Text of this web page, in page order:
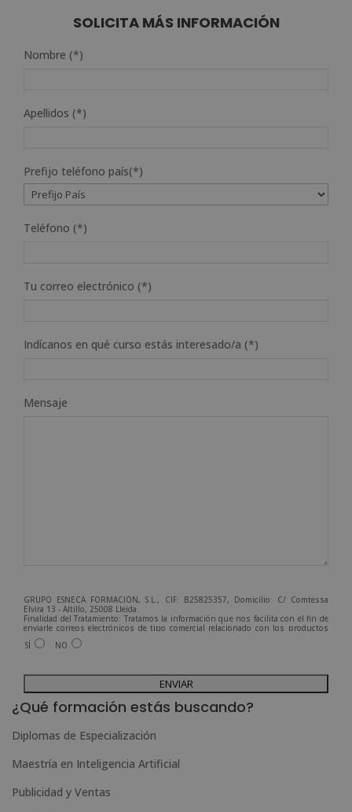
SOLICITA MÁS INFORMACIÓN
Nombre (*)
Apellidos (*)
Prefijo teléfono país(*)
Teléfono (*)
Tu correo electrónico (*)
Indícanos en qué curso estás interesado/a (*)
Mensaje
GRUPO ESNECA FORMACIÓN, S.L., CIF: B25825357, Domicilio: C/ Comtessa
Elvira 13 - Altillo, 25008 Lleida.
Finalidad del Tratamiento: Tratamos la información que nos facilita con el fin de
enviarle correos electrónicos de tipo comercial relacionado con los productos
ofrecidos y otros tipo de productos que fueran de su interés.
Legitimación del tratamiento: Consentimiento del interesado.
Para más información consulte nuestra Política de Privacidad.
Desea recibir información comercial (vía telefónica y/o email):
SÍ NO
A
l
e
r
n
¿Qué formación estás buscando?
Diplomas de Especialización
Maestría en Inteligencia Artificial
Publicidad y Ventas